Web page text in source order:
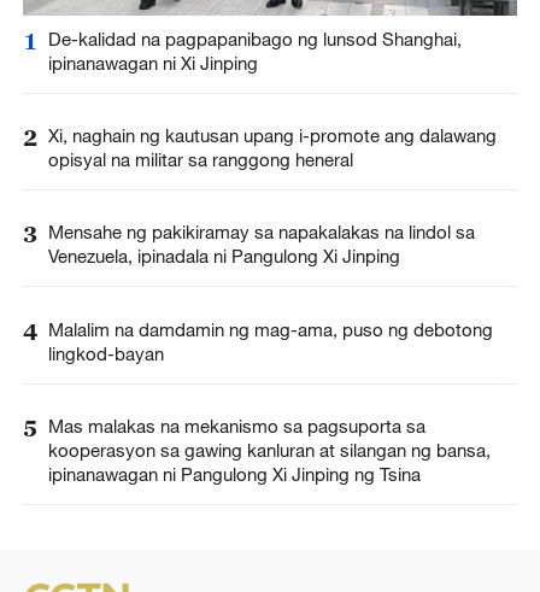
1
De-kalidad na pagpapanibago ng lunsod Shanghai,
ipinanawagan ni Xi Jinping
2 Xi, naghain ng kautusan upang i-promote ang dalawang
opisyal na militar sa ranggong heneral
3 Mensahe ng pakikiramay sa napakalakas na lindol sa
Venezuela, ipinadala ni Pangulong Xi Jinping
4 Malalim na damdamin ng mag-ama, puso ng debotong
lingkod-bayan
5
Mas malakas na mekanismo sa pagsuporta sa
kooperasyon sa gawing kanluran at silangan ng bansa,
ipinanawagan ni Pangulong Xi Jinping ng Tsina